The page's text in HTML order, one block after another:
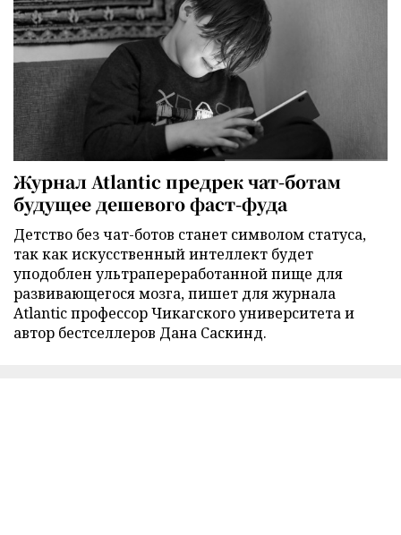
Журнал Atlantic предрек чат-ботам
будущее дешевого фаст-фуда
Детство без чат-ботов станет символом статуса,
так как искусственный интеллект будет
уподоблен ультрапереработанной пище для
развивающегося мозга, пишет для журнала
Atlantic профессор Чикагского университета и
автор бестселлеров Дана Саскинд.